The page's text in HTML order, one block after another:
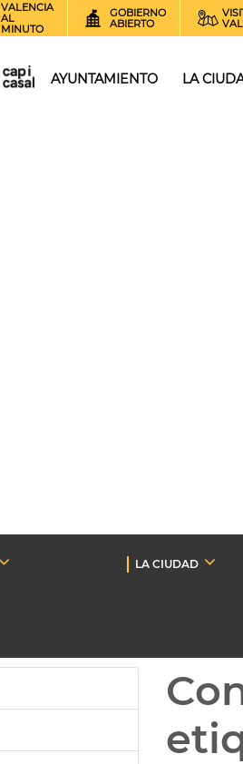
VALENCIA
AL
MINUTO
GOBIERNO
ABIERTO
AYUNTAMIENTO LA
LA CIUDAD